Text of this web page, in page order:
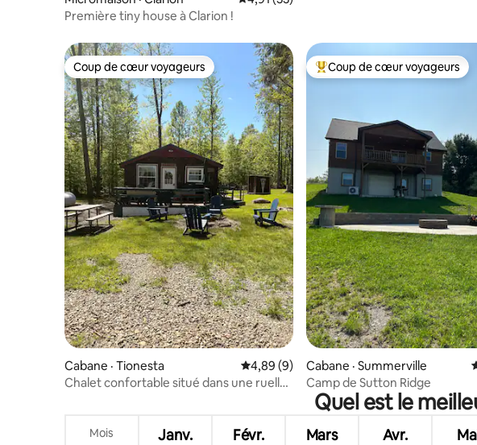
Première tiny house à Clarion !
Coup de cœur voyageurs
Coup de cœur voyageurs
Cabane · Tionesta Note moyenne de 4,89 sur 5, 9
4,89 (9)
Chalet confortable situé dans une ruelle
Coup de cœur voyageurs
Coup de cœur voyageurs
Cabane · Summerville
Camp de Sutton Ridge
Quel est le
Mois Janv. Févr. Mars Avr.